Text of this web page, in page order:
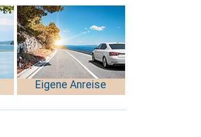
Eigene Anreise